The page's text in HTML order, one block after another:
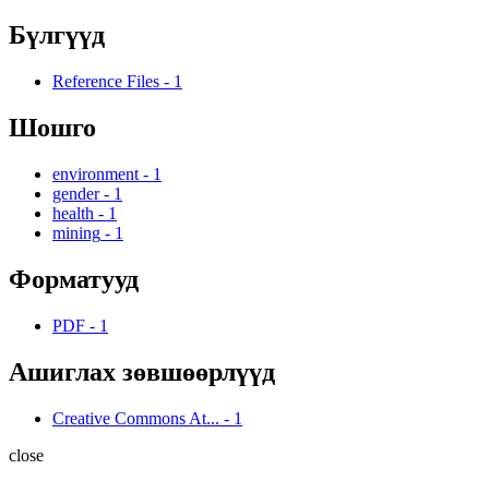
Бүлгүүд
Reference Files - 1
Шошго
environment - 1
gender - 1
health - 1
mining - 1
Форматууд
PDF - 1
Ашиглах зөвшөөрлүүд
Creative Commons At... - 1
close